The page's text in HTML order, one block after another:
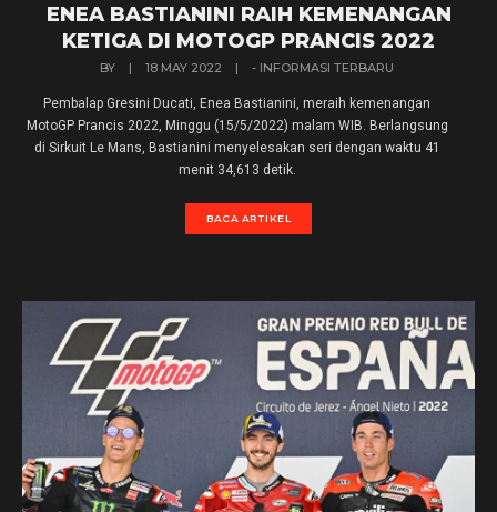
ENEA BASTIANINI RAIH KEMENANGAN
KETIGA DI MOTOGP PRANCIS 2022
BY | 18 MAY 2022 | - INFORMASI TERBARU
Pembalap Gresini Ducati, Enea Bastianini, meraih kemenangan
MotoGP Prancis 2022, Minggu (15/5/2022) malam WIB. Berlangsung
di Sirkuit Le Mans, Bastianini menyelesakan seri dengan waktu 41
menit 34,613 detik.
BACA ARTIKEL